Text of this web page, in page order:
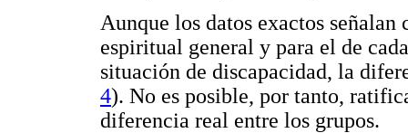
Aunque los datos exactos
espiritual general y para el de
situación de discapacidad, la
4). No es posible, por tanto,
diferencia real entre los grupos.